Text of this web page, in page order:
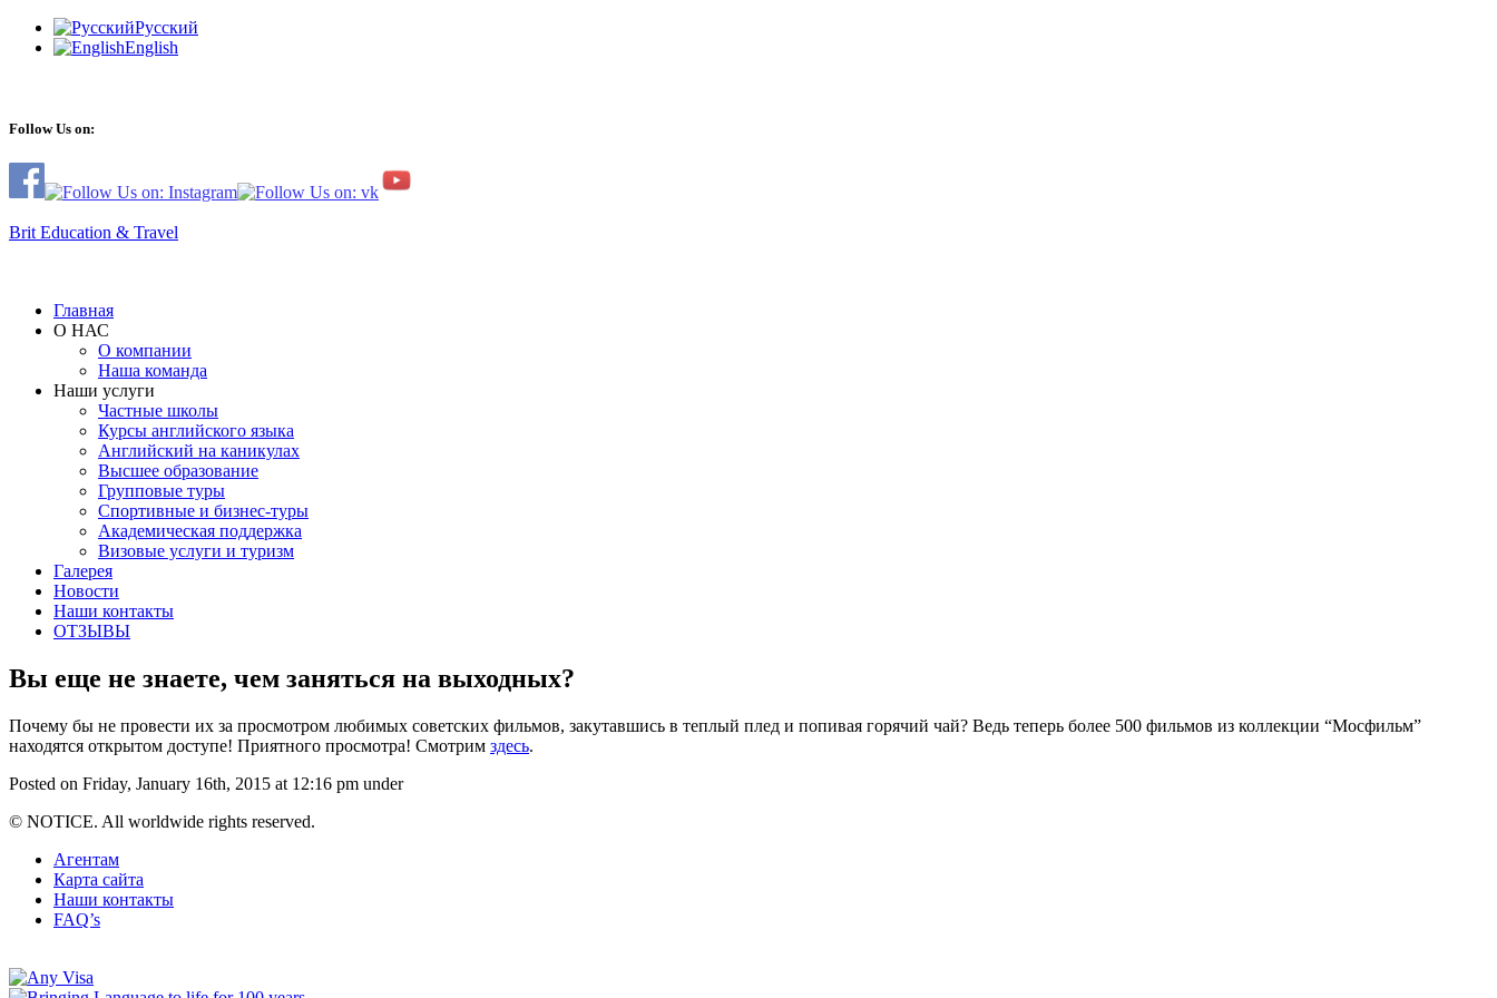
Русский
English
Follow Us on:
Brit Education & Travel
Главная
О НАС
О компании
Наша команда
Наши услуги
Частные школы
Курсы английского языка
Английский на каникулах
Высшее образование
Групповые туры
Спортивные и бизнес-туры
Академическая поддержка
Визовые услуги и туризм
Галерея
Новости
Наши контакты
ОТЗЫВЫ
Вы еще не знаете, чем заняться на выходных?
Почему бы не провести их за просмотром любимых советских фильмов, закутавшись в теплый плед и попивая горячий чай? Ведь теперь более 500 фильмов из коллекции “Мосфильм”
находятся открытом доступе! Приятного просмотра! Смотрим здесь.
Posted on Friday, January 16th, 2015 at 12:16 pm under
© NOTICE. All worldwide rights reserved.
Агентам
Карта сайта
Наши контакты
FAQ’s